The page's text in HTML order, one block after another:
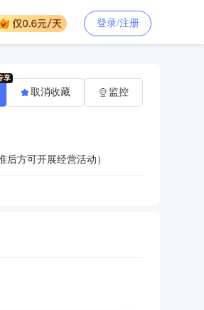
登录/注册
方可开展经营活动）
取消收藏 监控